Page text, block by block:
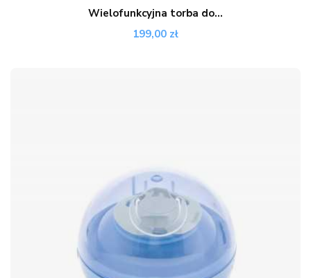
Wielofunkcyjna torba do...
199,00 zł